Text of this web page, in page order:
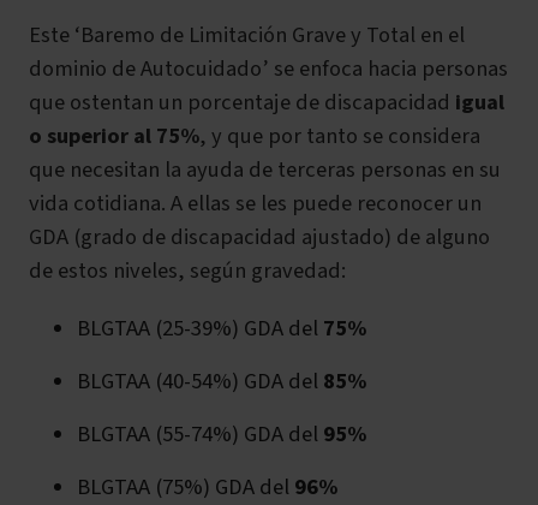
Este ‘Baremo de Limitación Grave y Total en el
dominio de Autocuidado’ se enfoca hacia personas
que ostentan un porcentaje de discapacidad igual
o superior al 75%, y que por tanto se considera
que necesitan la ayuda de terceras personas en su
vida cotidiana. A ellas se les puede reconocer un
GDA (grado de discapacidad ajustado) de alguno
de estos niveles, según gravedad:
BLGTAA (25-39%) GDA del75%
BLGTAA (40-54%) GDA del85%
BLGTAA (55-74%) GDA del95%
BLGTAA (75%) GDA del96%